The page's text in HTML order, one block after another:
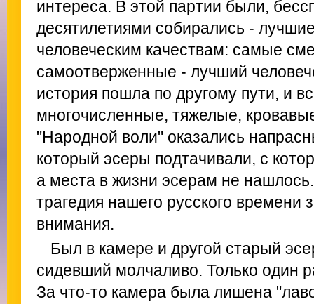
интереса. В этой партии были,
десятилетиями собирались -
человеческим качествам: самые
самоотверженные - лучший
история пошла по другому пути, и
многочисленные, тяжелые,
"Народной воли" оказались
который эсеры подтачивали, с
а места в жизни эсерам не
трагедия нашего русского времени
внимания.
Был в камере и другой старый
сидевший молчаливо. Только один
За что-то камера была лишена